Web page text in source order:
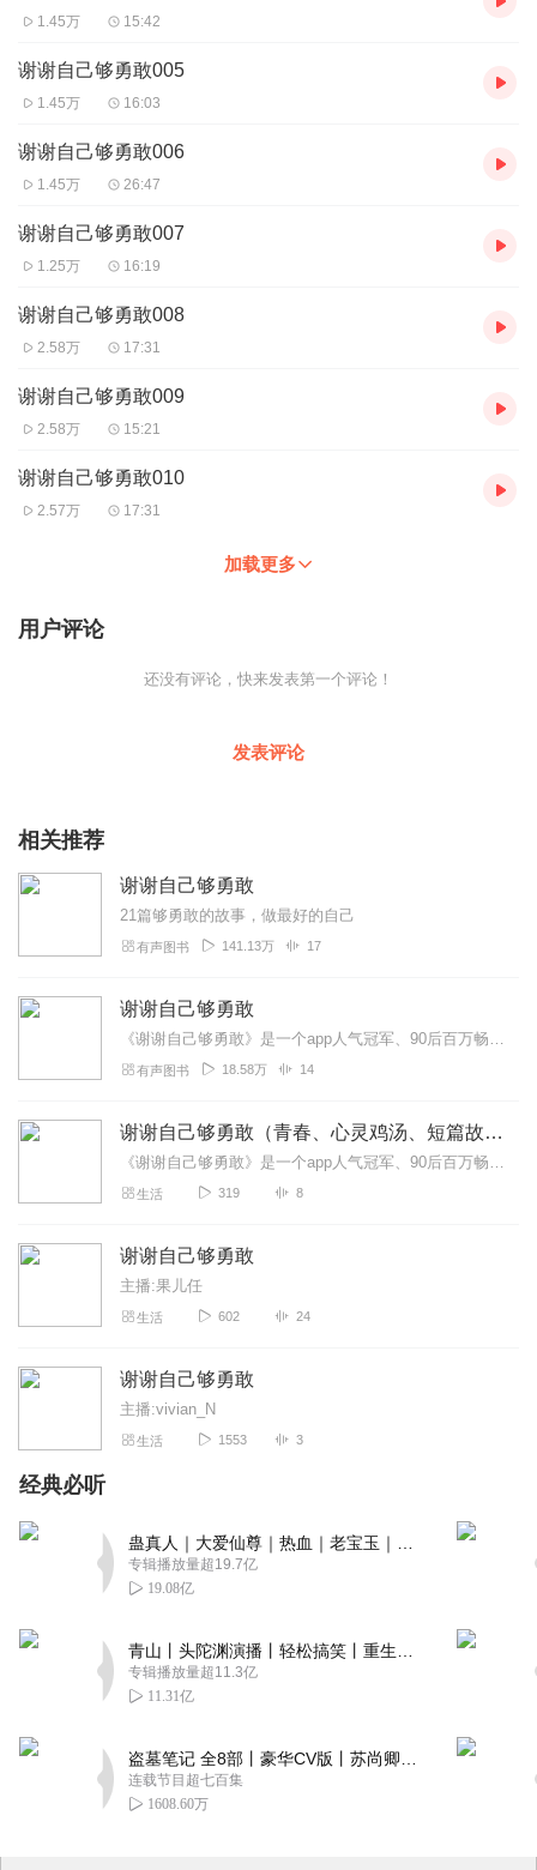
1.45万 15:42
谢谢自己够勇敢005
1.45万 16:03
谢谢自己够勇敢006
1.45万 26:47
谢谢自己够勇敢007
1.25万 16:19
谢谢自己够勇敢008
2.58万 17:31
谢谢自己够勇敢009
2.58万 15:21
谢谢自己够勇敢010
2.57万 17:31
加载更多
用户评论
还没有评论，快来发表第一个评论！
发表评论
相关推荐
谢谢自己够勇敢
21篇够勇敢的故事，做最好的自己
有声图书 141.13万 17
谢谢自己够勇敢
《谢谢自己够勇敢》是一个app人气冠军、90后百万畅销书作家张皓宸，与创意VJ杨杨跨界打造够勇敢的走心故事集。21篇够勇敢的故事，上亿人点赞的237幅手机摄影作...
有声图书 18.58万 14
谢谢自己够勇敢（青春、心灵鸡汤、短篇故事）
《谢谢自己够勇敢》是一个app人气冠军、90后百万畅销书作家张皓宸，与创意VJ杨杨跨界打造够勇敢的走心故事集。21篇够勇敢的故事，上亿人点赞的237幅手机摄影作...
生活 319 8
谢谢自己够勇敢
主播:果儿任
生活 602 24
谢谢自己够勇敢
主播:vivian_N
生活 1553 3
经典必听
专辑播放量超19.7亿
19.08亿
专辑播放量超11.3亿
11.31亿
连载节目超七百集
1608.60万